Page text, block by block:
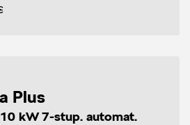
Plus
kW 7-stup. automat.